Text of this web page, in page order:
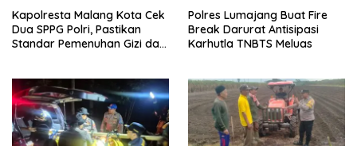
Kapolresta Malang Kota Cek
Dua SPPG Polri, Pastikan
Standar Pemenuhan Gizi dan
Polres Lumajang Buat Fire
Break Darurat Antisipasi
Karhutla TNBTS Meluas